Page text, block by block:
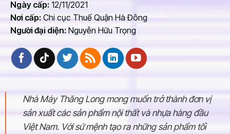
Ngày cấp: 12/11/2021
Nơi cấp:Chi cục Thuế Quận Hà Đông
Người đại diện:Nguyễn Hữu Trọng
Nhà Máy Thăng Long mong muốn trở thành đơn vị
sản xuất các sản phẩm nội thất và nhựa hàng đầu
Việt Nam. Với sứ mệnh tạo ra những sản phẩm tối